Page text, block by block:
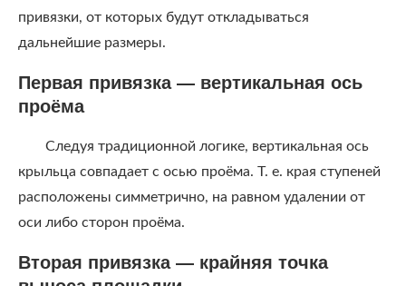
привязки, от которых будут откладываться
дальнейшие размеры.
Первая привязка — вертикальная ось
проёма
Следуя традиционной логике, вертикальная ось
крыльца совпадает с осью проёма. Т. е. края ступеней
расположены симметрично, на равном удалении от
оси либо сторон проёма.
Вторая привязка — крайняя точка